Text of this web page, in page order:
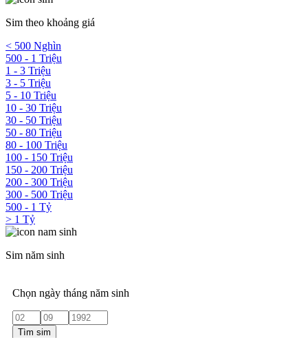
Sim theo khoảng giá
< 500 Nghìn
500 - 1 Triệu
1 - 3 Triệu
3 - 5 Triệu
5 - 10 Triệu
10 - 30 Triệu
30 - 50 Triệu
50 - 80 Triệu
80 - 100 Triệu
100 - 150 Triệu
150 - 200 Triệu
200 - 300 Triệu
300 - 500 Triệu
500 - 1 Tỷ
> 1 Tỷ
Sim năm sinh
Chọn ngày tháng năm sinh
Tìm sim